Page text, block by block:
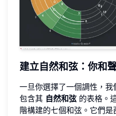
建立自然和弦：你和
一旦你選擇了一個調性，
包含其 自然和弦 的表格。
階構建的七個和弦。它們